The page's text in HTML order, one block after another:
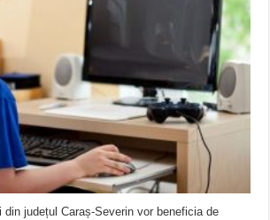
din județul Caraș-Severin vor beneficia de